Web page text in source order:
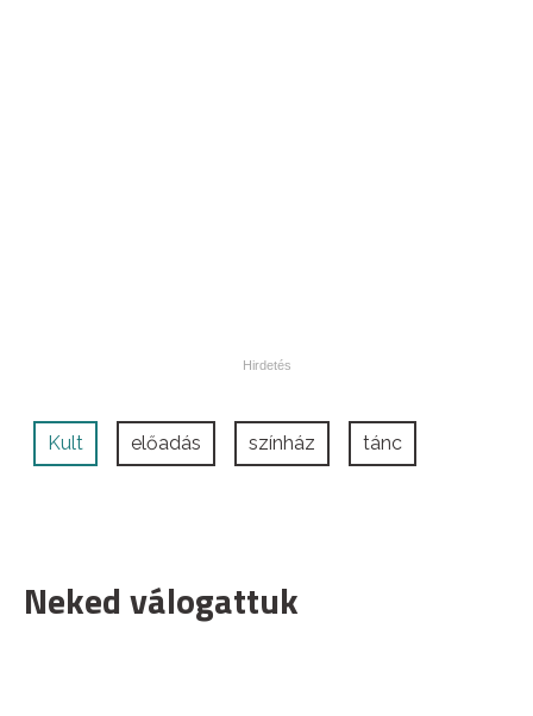
Kult előadás színház tánc
Neked válogattuk